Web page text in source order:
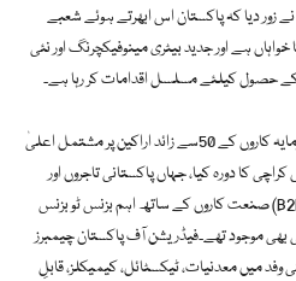
زور دیا کہ پاکستان اس ابھرتے ہوئے شعبے
ہے اور جدید بیٹری مینوفیکچرنگ اور نئی
کے حصول کیلئے مسلسل اقدامات کر رہا ہے۔
قبل ازیں چین کے صنعتی، تجارتی اور سرمایہ کاروں کے 50سے زائد اراکین پر مشتمل اعلیٰ
کا دورہ کیا، جہاں پاکستانی تاجروں اور
صنعت کاروں کے ساتھ اہم بزنس ٹو بزنس (B2B) ملاقاتیں منعقد ہوئیں۔ وفد کے ہمراہ
موجود تھے۔فیڈریشن آف پاکستان چیمبرز
میں معدنیات، ٹیکسٹائل، کیمیکلز، قابلِ